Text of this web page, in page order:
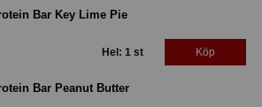
Bar Key Lime Pie
Hel: 1 st Köp
Bar Peanut Butter